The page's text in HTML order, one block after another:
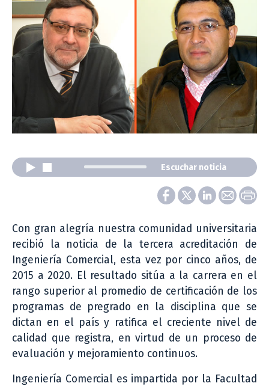
Escuchar noticia
Con gran alegría nuestra comunidad universitaria
recibió la noticia de la tercera acreditación de
Ingeniería Comercial, esta vez por cinco años, de
2015 a 2020. El resultado sitúa a la carrera en el
rango superior al promedio de certificación de los
programas de pregrado en la disciplina que se
dictan en el país y ratifica el creciente nivel de
calidad que registra, en virtud de un proceso de
evaluación y mejoramiento continuos.
Ingeniería Comercial es impartida por la Facultad